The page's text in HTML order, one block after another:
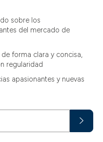
sobre los
del mercado de
forma clara y concisa,
regularidad
apasionantes y nuevas